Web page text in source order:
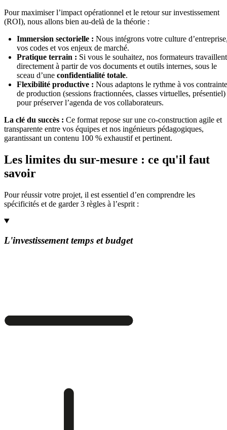
Pour maximiser l’impact opérationnel et le retour sur investissement
(ROI), nous allons bien au-delà de la théorie :
Immersion sectorielle : Nous intégrons votre culture
vos codes et vos enjeux de marché.
Pratique terrain : Si vous le souhaitez, nos formateurs travaillent
directement à partir de vos documents et outils internes, sous le
sceau d’une confidentialité totale.
Flexibilité productive : Nous adaptons le rythme à vos
de production (sessions fractionnées, classes virtuelles, présentiel)
pour préserver l’agenda de vos collaborateurs.
La clé du succès : Ce format repose sur une co-construction agile et
transparente entre vos équipes et nos ingénieurs pédagogiques,
garantissant un contenu 100 % exhaustif et pertinent.
Les limites du sur-mesure : ce qu'il faut
savoir
Pour réussir votre projet, il est essentiel d’en comprendre les
spécificités et de garder 3 règles à l’esprit :
L'investissement temps et budget